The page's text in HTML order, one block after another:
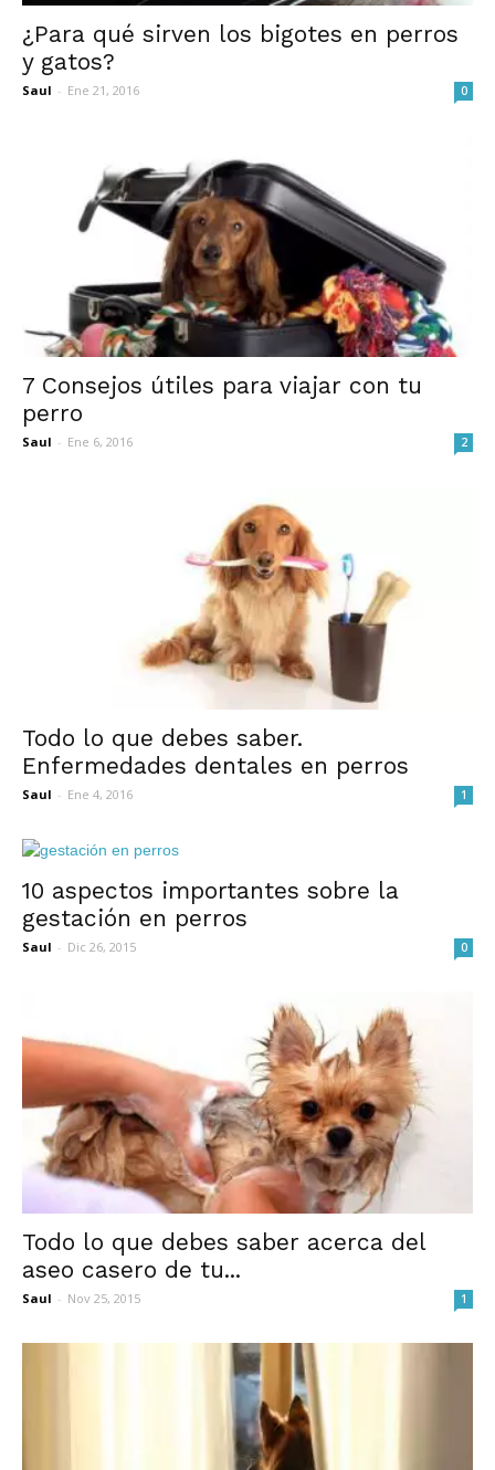
¿Para qué sirven los bigotes en perros
y gatos?
Saul - Ene 21, 2016 0
7 Consejos útiles para viajar con tu
perro
Saul - Ene 6, 2016 2
Todo lo que debes saber.
Enfermedades dentales en perros
Saul - Ene 4, 2016 1
10 aspectos importantes sobre la
gestación en perros
Saul - Dic 26, 2015 0
Todo lo que debes saber acerca del
aseo casero de tu...
Saul - Nov 25, 2015 1